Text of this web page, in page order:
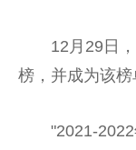
12月29日
榜，并成为该榜
"2021-